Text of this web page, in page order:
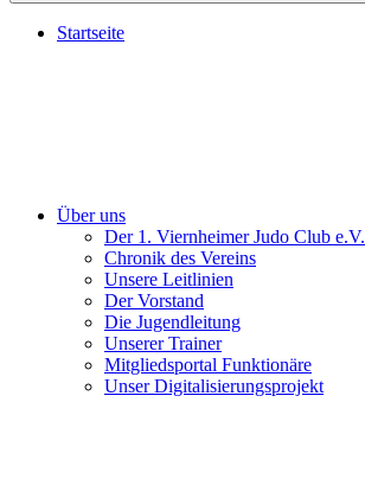
Startseite
Über uns
Der 1. Viernheimer Judo Club e.V.
Chronik des Vereins
Unsere Leitlinien
Der Vorstand
Die Jugendleitung
Unserer Trainer
Mitgliedsportal Funktionäre
Unser Digitalisierungsprojekt